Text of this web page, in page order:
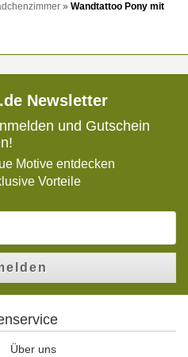
» Wandtattoo Pony mit
Newsletter
und Gutschein
Motive entdecken
Vorteile
Über uns